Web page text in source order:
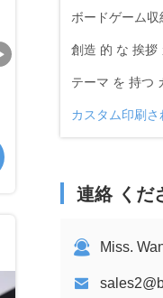
ボードゲーム収
創造 的 な 挨拶
テーマ を 持つ
カスタム印刷さ
連絡 くだ
Miss.